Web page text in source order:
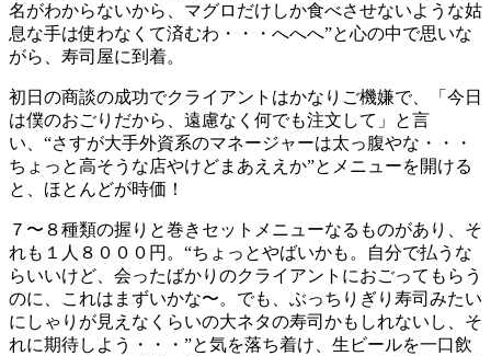
名がわからないから、マグロだけしか食べさせないような姑
息な手は使わなくて済むわ・・・へへへ”と心の中で思いな
がら、寿司屋に到着。
初日の商談の成功でクライアントはかなりご機嫌で、「今日
は僕のおごりだから、遠慮なく何でも注文して」と言
い、“さすが大手外資系のマネージャーは太っ腹やな・・・
ちょっと高そうな店やけどまあええか”とメニューを開ける
と、ほとんどが時価！
７〜８種類の握りと巻きセットメニューなるものがあり、そ
れも１人８０００円。“ちょっとやばいかも。自分で払うな
らいいけど、会ったばかりのクライアントにおごってもらう
のに、これはまずいかな〜。でも、ぶっちりぎり寿司みたい
にしゃりが見えなくらいの大ネタの寿司かもしれないし、そ
れに期待しよう・・・”と気を落ち着け、生ビールを一口飲